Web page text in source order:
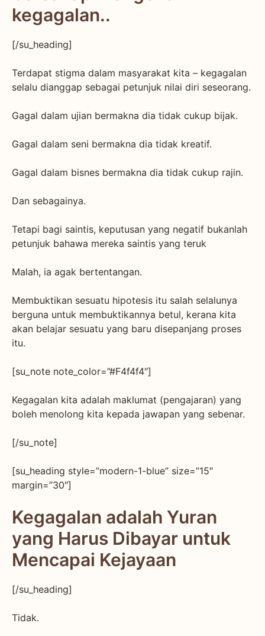
kegagalan..
[/su_heading]
Terdapat stigma dalam masyarakat kita – kegagalan
selalu dianggap sebagai petunjuk nilai diri seseorang.
Gagal dalam ujian bermakna dia tidak cukup bijak.
Gagal dalam seni bermakna dia tidak kreatif.
Gagal dalam bisnes bermakna dia tidak cukup rajin.
Dan sebagainya.
Tetapi bagi saintis, keputusan yang negatif bukanlah
petunjuk bahawa mereka saintis yang teruk
Malah, ia agak bertentangan.
Membuktikan sesuatu hipotesis itu salah selalunya
berguna untuk membuktikannya betul, kerana kita
akan belajar sesuatu yang baru disepanjang proses
itu.
[su_note note_color=”#F4f4f4″]
Kegagalan kita adalah maklumat (pengajaran) yang
boleh menolong kita kepada jawapan yang sebenar.
[/su_note]
[su_heading style=”modern-1-blue” size=”15″
margin=”30″]
Kegagalan adalah Yuran
yang Harus Dibayar untuk
Mencapai Kejayaan
[/su_heading]
Tidak.